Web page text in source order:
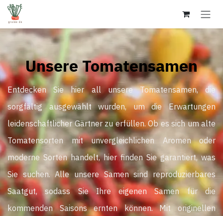
Zum Inhalt springen
Unsere Tomatensamen
Entdecken Sie hier all unsere Tomatensamen, die
sorgfältig ausgewählt wurden, um die Erwartungen
leidenschaftlicher Gärtner zu erfüllen. Ob es sich um alte
Tomatensorten mit unvergleichlichen Aromen oder
moderne Sorten handelt, hier finden Sie garantiert, was
Sie suchen. Alle unsere Samen sind reproduzierbares
Saatgut, sodass Sie Ihre eigenen Samen für die
kommenden Saisons ernten können. Mit originellen